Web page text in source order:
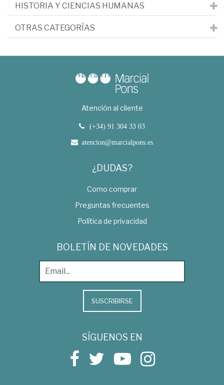
HISTORIA Y CIENCIAS HUMANAS
OTRAS CATEGORÍAS
Atención al cliente
(+34) 91 304 33 03
atencion@marcialpons.es
¿DUDAS?
Como comprar
Preguntas frecuentes
Política de privacidad
BOLETÍN DE NOVEDADES
SUSCRIBIRSE
SÍGUENOS EN